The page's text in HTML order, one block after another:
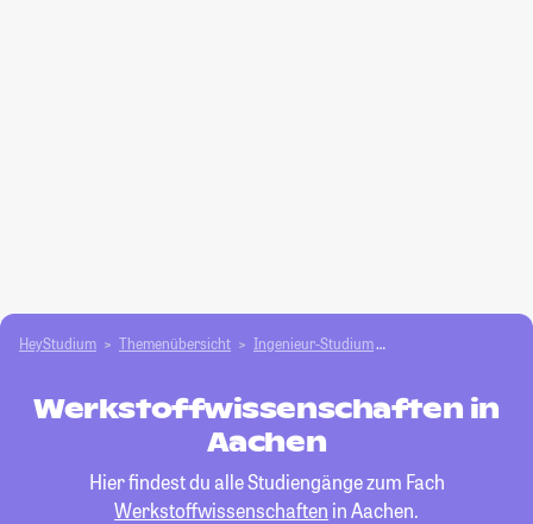
HeyStudium Themenübersicht Ingenieur-Studium
Werkstoffwissenschaften in
Aachen
Hier findest du alle Studiengänge zum Fach
Werkstoffwissenschaften in Aachen.